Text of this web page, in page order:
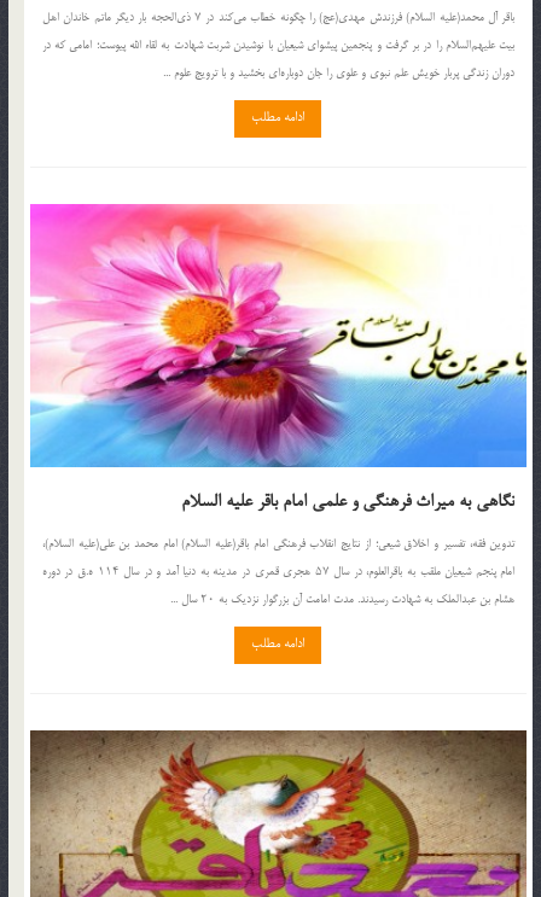
باقر آل محمد(علیه السلام) فرزندش مهدی(عج) را چگونه خطاب می‌کند در ۷ ذی‌‌الحجه بار دیگر ماتم خاندان اهل
بیت علیهم‌السلام را در بر گرفت و پنجمین پیشوای شیعیان با نوشیدن شربت شهادت به لقاء الله پیوست؛ امامی که در
دوران زندگی پربار خویش علم نبوی و علوی را جان دوباره‌ای بخشید و با ترویج علوم ...
ادامه مطلب
نگاهی به میراث فرهنگی و علمی امام باقر علیه السلام
تدوین فقه، تفسیر و اخلاق شیعی؛ از نتایج انقلاب فرهنگی امام باقر(علیه السلام) امام محمد بن علی(علیه السلام)،
امام پنجم شیعیان ملقب به باقرالعلوم، در سال ۵۷ هجری قمری در مدینه به دنیا آمد و در سال ۱۱۴ ه.ق در دوره
هشام بن عبدالملک به شهادت رسیدند. مدت امامت آن بزرگوار نزدیک به ۲۰ سال ...
ادامه مطلب